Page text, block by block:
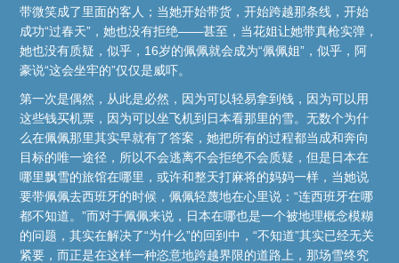
带微笑成了里面的客人；当她开始带货，开始跨越那条线，开始
成功“过春天”，她也没有拒绝——甚至，当花姐让她带真枪实弹，
她也没有质疑，似乎，16岁的佩佩就会成为“佩佩姐”，似乎，阿
豪说“这会坐牢的”仅仅是威吓。
第一次是偶然，从此是必然，因为可以轻易拿到钱，因为可以用
这些钱买机票，因为可以坐飞机到日本看那里的雪。无数个为什
么在佩佩那里其实早就有了答案，她把所有的过程都当成和奔向
目标的唯一途径，所以不会逃离不会拒绝不会质疑，但是日本在
哪里飘雪的旅馆在哪里，或许和整天打麻将的妈妈一样，当她说
要带佩佩去西班牙的时候，佩佩轻蔑地在心里说：“连西班牙在哪
都不知道。”而对于佩佩来说，日本在哪也是一个被地理概念模糊
的问题，其实在解决了“为什么”的回到中，“不知道”其实已经无关
紧要，而正是在这样一种恣意地跨越界限的道路上，那场雪终究